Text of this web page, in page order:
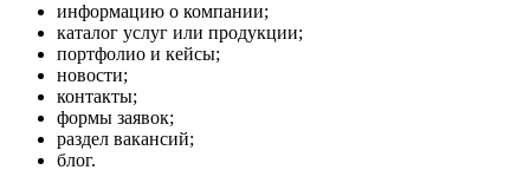
информацию о компании;
каталог услуг или продукции;
портфолио и кейсы;
новости;
контакты;
формы заявок;
раздел вакансий;
блог.